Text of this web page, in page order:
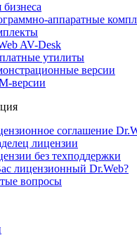
бизнеса
аппаратные
AV-Desk
утилиты
версии
версии
соглашение
лицензии
без техподдержки
лицензионный Dr.Web?
вопросы